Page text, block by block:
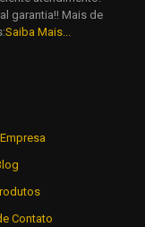
garantia!! Mais de
Saiba Mais...
Contato